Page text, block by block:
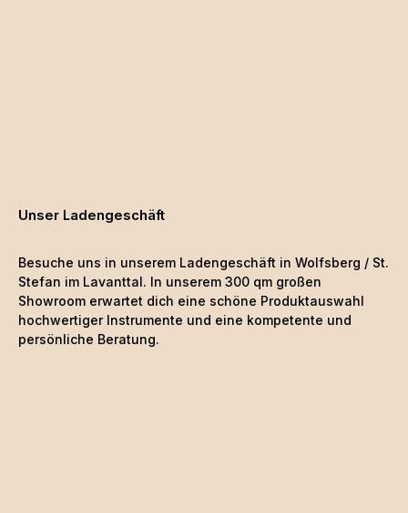
Unser Ladengeschäft
Besuche uns in unserem Ladengeschäft in Wolfsberg / St.
Stefan im Lavanttal. In unserem 300 qm großen
Showroom erwartet dich eine schöne Produktauswahl
hochwertiger Instrumente und eine kompetente und
persönliche Beratung.